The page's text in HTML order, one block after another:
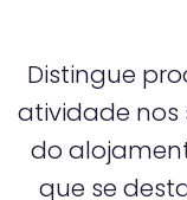
Distingue
atividade nos
do
que se